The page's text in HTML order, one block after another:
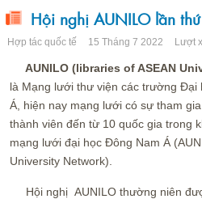
Hội nghị AUNILO lần
Hợp tác quốc tế 15 Tháng 7 2022 Lượt
AUNILO (libraries of ASEAN
là Mạng lưới thư viện các trường Đại
Á, hiện nay mạng lưới có sự tham
thành viên đến từ 10 quốc gia trong
mạng lưới đại học Đông Nam Á
University Network).
Hội nghị AUNILO thường niên